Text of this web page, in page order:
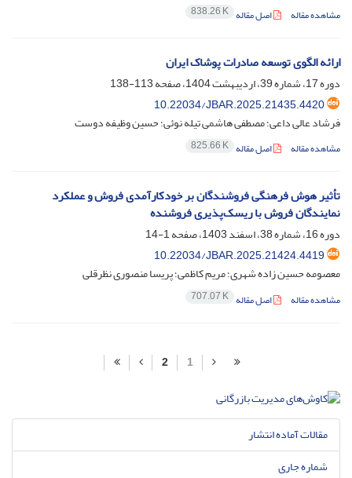
مشاهده مقاله اصل مقاله 838.26 K
ارائه الگوی توسعه صادرات پوشاک ایران
دوره 17، شماره 39، اردیبهشت 1404، صفحه
113-138
10.22034/JBAR.2025.21435.4420
فرشاد عالی داعی؛ مصطفی هاشمی تیله نوئی؛ حسین وظیفه دوست
مشاهده مقاله اصل مقاله 825.66 K
تأثیر هوش فرهنگی فروشندگان بر خودکارآمدی فروش و عملکرد
نمایندگان فروش با ریسک‌پذیری فروشنده
دوره 16، شماره 38، اسفند 1403، صفحه
1-14
10.22034/JBAR.2025.21424.4419
معصومه حسین زاده شهری؛ مریم کاظمی؛ پریسا منصوری نظرقلی
مشاهده مقاله اصل مقاله 707.07 K
1
2
مقالات آماده انتشار
شماره جاری